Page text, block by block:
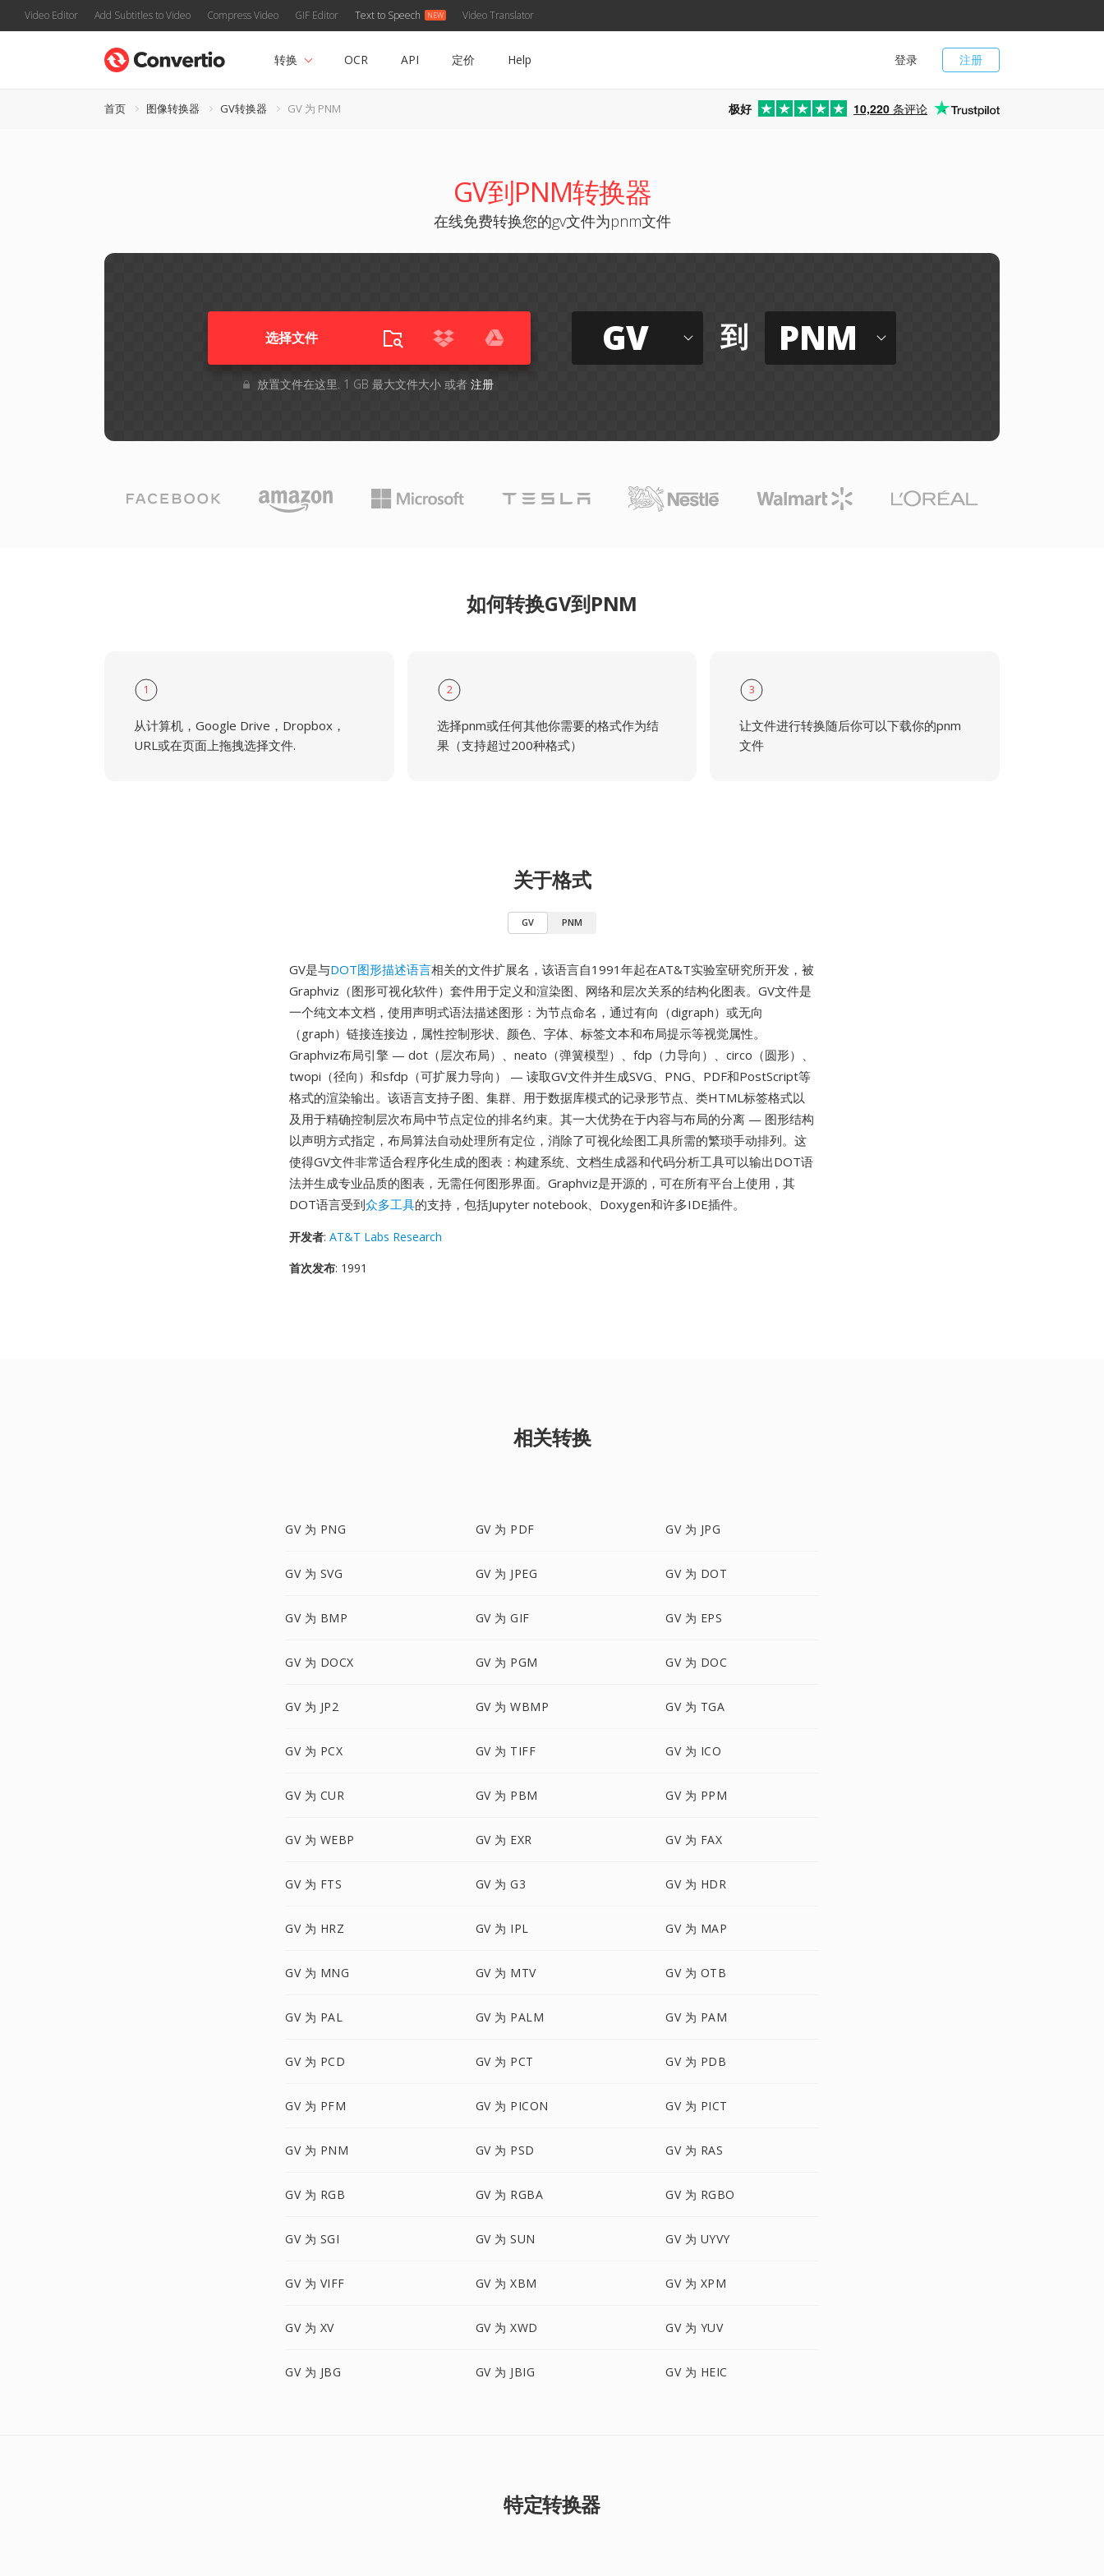
Video Editor Add Subtitles to Video Compress Video GIF Editor Text to Speech Video Translator
注册
登录
转换 OCR API 定价 Help
首页 图像转换器 GV转换器 GV 为 PNM 极好 10,220 条评论
GV到PNM转换器
在线免费转换您的gv文件为pnm文件
选择文件
放置文件在这里. 1 GB 最大文件大小 或者 注册
GV 到 PNM
如何转换GV到PNM
1
从计算机，Google Drive，Dropbox，
URL或在页面上拖拽选择文件.
2
选择pnm或任何其他你需要的格式作为结
果（支持超过200种格式）
3
让文件进行转换随后你可以下载你的pnm
文件
关于格式
GV PNM
GV是与DOT图形描述语言相关的文件扩展名，该语言自1991年起在AT&T实验室研究所开发，被
Graphviz（图形可视化软件）套件用于定义和渲染图、网络和层次关系的结构化图表。GV文件是
一个纯文本文档，使用声明式语法描述图形：为节点命名，通过有向（digraph）或无向
（graph）链接连接边，属性控制形状、颜色、字体、标签文本和布局提示等视觉属性。
Graphviz布局引擎 — dot（层次布局）、neato（弹簧模型）、fdp（力导向）、circo（圆形）、
twopi（径向）和sfdp（可扩展力导向） — 读取GV文件并生成SVG、PNG、PDF和PostScript等
格式的渲染输出。该语言支持子图、集群、用于数据库模式的记录形节点、类HTML标签格式以
及用于精确控制层次布局中节点定位的排名约束。其一大优势在于内容与布局的分离 — 图形结构
以声明方式指定，布局算法自动处理所有定位，消除了可视化绘图工具所需的繁琐手动排列。这
使得GV文件非常适合程序化生成的图表：构建系统、文档生成器和代码分析工具可以输出DOT语
法并生成专业品质的图表，无需任何图形界面。Graphviz是开源的，可在所有平台上使用，其
DOT语言受到众多工具的支持，包括Jupyter notebook、Doxygen和许多IDE插件。
开发者: AT&T Labs Research
首次发布: 1991
相关转换
GV 为 PNG GV 为 PDF GV 为 JPG
GV 为 SVG GV 为 JPEG GV 为 DOT
GV 为 BMP GV 为 GIF GV 为 EPS
GV 为 DOCX GV 为 PGM GV 为 DOC
GV 为 JP2 GV 为 WBMP GV 为 TGA
GV 为 PCX GV 为 TIFF GV 为 ICO
GV 为 CUR GV 为 PBM GV 为 PPM
GV 为 WEBP GV 为 EXR GV 为 FAX
GV 为 FTS GV 为 G3 GV 为 HDR
GV 为 HRZ GV 为 IPL GV 为 MAP
GV 为 MNG GV 为 MTV GV 为 OTB
GV 为 PAL GV 为 PALM GV 为 PAM
GV 为 PCD GV 为 PCT GV 为 PDB
GV 为 PFM GV 为 PICON GV 为 PICT
GV 为 PNM GV 为 PSD GV 为 RAS
GV 为 RGB GV 为 RGBA GV 为 RGBO
GV 为 SGI GV 为 SUN GV 为 UYVY
GV 为 VIFF GV 为 XBM GV 为 XPM
GV 为 XV GV 为 XWD GV 为 YUV
GV 为 JBG GV 为 JBIG GV 为 HEIC
特定转换器